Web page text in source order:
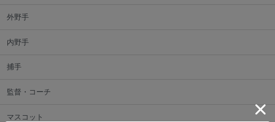
外野手
内野手
捕手
監督・コーチ
マスコット